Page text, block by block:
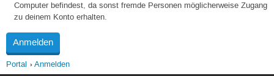
Computer befindest, da sonst fremde Personen möglicherweise Zugang
zu deinem Konto erhalten.
Portal Anmelden